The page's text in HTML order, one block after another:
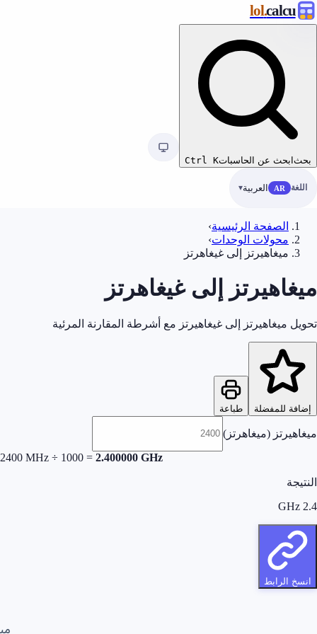
calcu
.lol
بحث ابحث عن الحاسبات Ctrl K
اللغة AR العربية
الصفحة الرئيسية›
محولات الوحدات›
ميغاهيرتز إلى غيغاهرتز
ميغاهيرتز إلى غيغاهرتز
تحويل ميغاهيرتز إلى غيغاهيرتز مع أشرطة المقارنة المرئية
إضافة للمفضلة طباعة
ميغاهيرتز (ميغاهرتز)
2400 MHz ÷ 1000 = 2.400000 GHz
النتيجة
2.4
GHz
انسخ الرابط